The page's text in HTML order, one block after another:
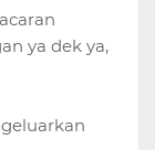
ya dek ya,